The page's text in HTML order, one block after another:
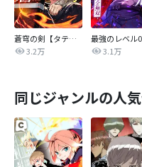
蒼穹の剣【タテヨミ】
3.2万
3.1万
同じジャンルの人